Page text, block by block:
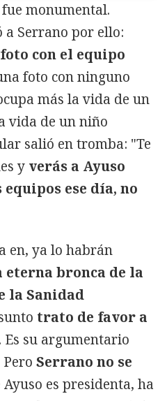
monumental.
Serrano por ello:
con el equipo
foto con ninguno
más la vida de un
vida de un niño
salió en tromba: "Te
y verás a Ayuso
ese día, no
en, ya lo habrán
eterna bronca de la
la Sanidad
trato de favor a
. Es su argumentario
Serrano no se
Ayuso es presidenta, ha